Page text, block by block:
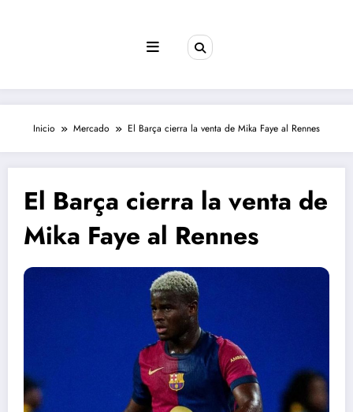
Inicio Mercado El Barça cierra la venta de Mika Faye al Rennes
El Barça cierra la venta de
Mika Faye al Rennes